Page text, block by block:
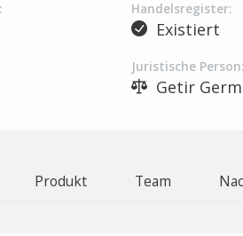
Handelsregister:
Existiert
Juristische Person:
Getir
Produkt Team